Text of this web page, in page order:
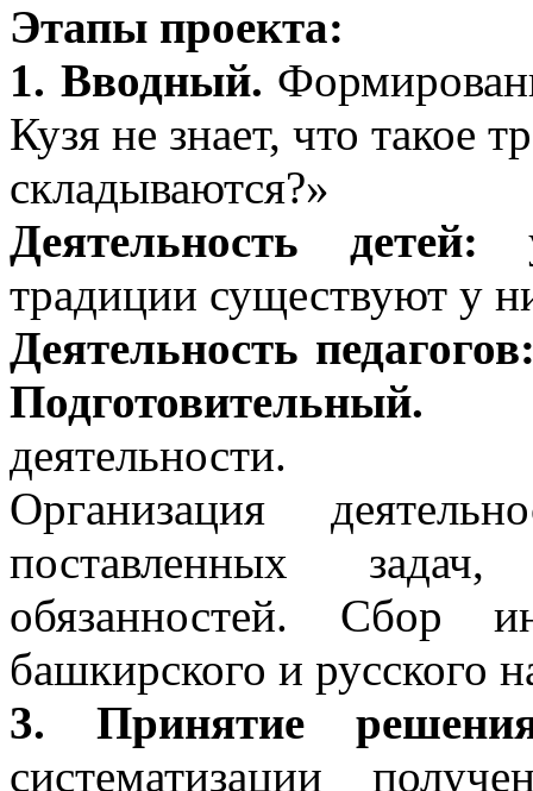
Этапы проекта:
1. Вводный.
Кузя не знает, что такое
складываются?»
Деятельность детей:
традиции существуют у
Деятельность
Подготовительный.
деятельности.
Организация
поставленных
обязанностей. Сбор
башкирского и русского
3. Принятие
систематизации